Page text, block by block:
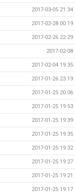
2017-03-05 21:34
2017-02-28 00:19
2017-02-26 22:29
2017-02-08
2017-02-04 19:35
2017-01-26 23:19
2017-01-25 20:06
2017-01-25 19:53
2017-01-25 19:39
2017-01-25 19:35
2017-01-25 19:32
2017-01-25 19:27
2017-01-25 19:21
2017-01-25 19:17